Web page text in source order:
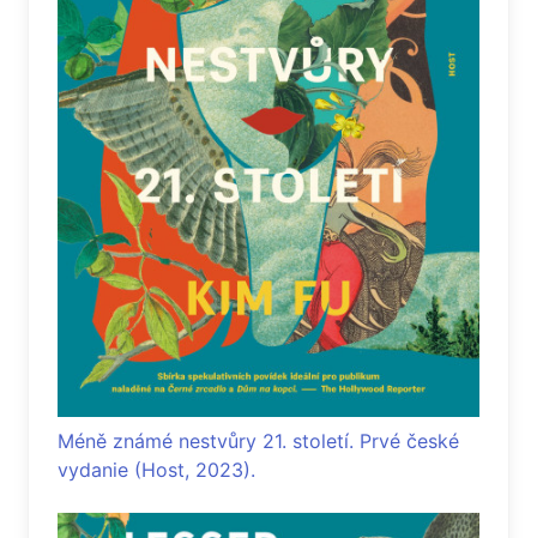
Méně známé nestvůry 21. století. Prvé české
vydanie (Host, 2023).